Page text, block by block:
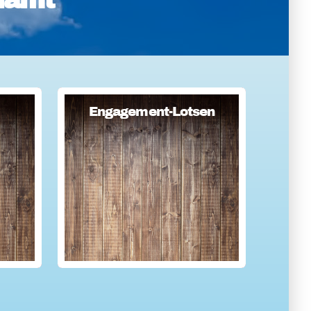
Engagement-Lotsen
Engagement-Lotsen
Engagement-Lotsen tragen zu
einer lebendigen
Engagementkultur und damit zu
einer höheren Lebensqualität für
sich und andere bei. Sie bringen
ihre Erfahrungen im
bürgerschaftlichen Engagement
ein und ü...